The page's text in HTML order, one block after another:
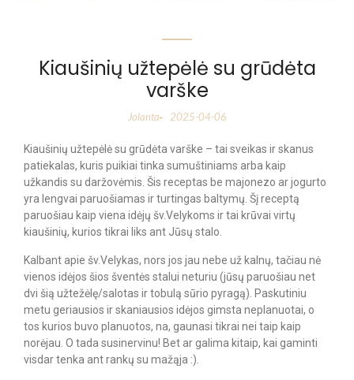
Kiaušinių užtepėlė su grūdėta
varške
Jolanta- 2025-04-06
Kiaušinių užtepėlė su grūdėta varške – tai sveikas ir skanus
patiekalas, kuris puikiai tinka sumuštiniams arba kaip
užkandis su daržovėmis. Šis receptas be majonezo ar jogurto
yra lengvai paruošiamas ir turtingas baltymų. Šį receptą
paruošiau kaip viena idėjų šv.Velykoms ir tai krūvai virtų
kiaušinių, kurios tikrai liks ant Jūsų stalo.
Kalbant apie šv.Velykas, nors jos jau nebe už kalnų, tačiau nė
vienos idėjos šios šventės stalui neturiu (jūsų paruošiau net
dvi šią užtežėlę/salotas ir tobulą sūrio pyragą). Paskutiniu
metu geriausios ir skaniausios idėjos gimsta neplanuotai, o
tos kurios buvo planuotos, na, gaunasi tikrai nei taip kaip
norėjau. O tada susinervinu! Bet ar galima kitaip, kai gaminti
visdar tenka ant rankų su mažąja :).